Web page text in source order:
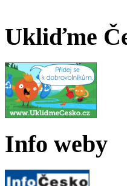
Ukliďme
Info weby